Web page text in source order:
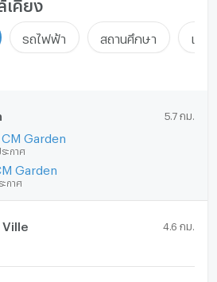
เคียง
รถไฟฟ้า สถานศึกษา แหล่
5.7 กม.
CM Garden
ะกาศ
Garden
กาศ
Ville 4.6 กม.